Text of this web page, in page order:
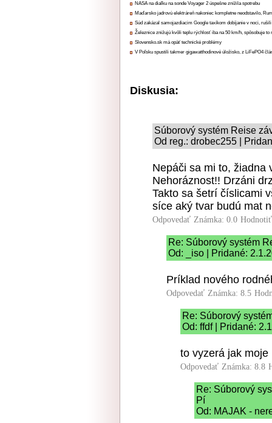
NASA na diaľku na sonde Voyager 2 úspešne znížila spotrebu
Maďarsko jadrovú elektráreň nakoniec kompletne neodstavilo,
Súd zakázal samojazdiacim Google taxíkom dobíjanie v noci,
Železnice znižujú kvôli teplu rýchlosť iba na 50 km/h, spôsobuje to
Slovensko.sk má opäť technické problémy
V Poľsku spustili takmer gigawatthodinové úložisko, z LiFePO4
Diskusia:
Súborový systém Reise
Od reg.: drobec255 |
Nepáči sa mi to, žiadna
Nehoráznost!! Drzáni
Takto sa šetrí číslicami
síce aký tvar budú mat
Odpovedať Známka: 0.0
Re: Súborový systém
Od: _iso | Pridané:
Príklad nového
Odpovedať Známka: 8.5
Re: Súborový
Od: ffdf | Pridané:
to vyzerá jak moje
Odpovedať Známka: 8.8
Re: Súborový
Pí
Od: MAJAK -